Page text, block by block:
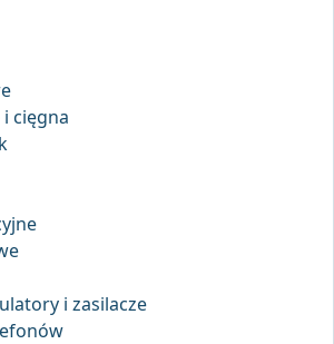
cięgna
i zasilacze